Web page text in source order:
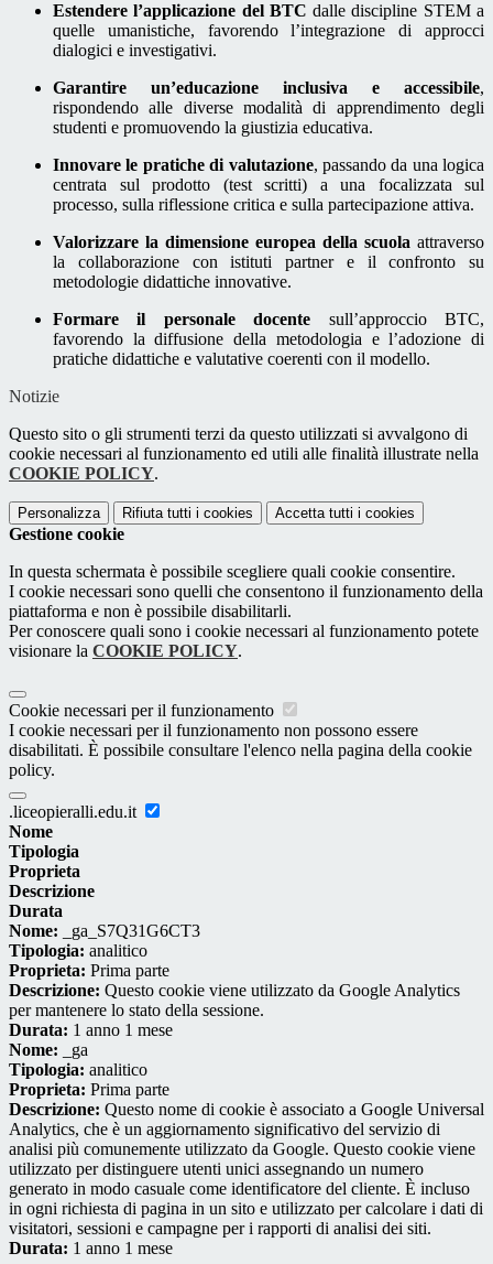
Estendere l’applicazione del BTC dalle discipline STEM a
quelle umanistiche, favorendo l’integrazione di approcci
dialogici e investigativi.
Garantire un’educazione inclusiva e accessibile,
rispondendo alle diverse modalità di apprendimento degli
studenti e promuovendo la giustizia educativa.
Innovare le pratiche di valutazione, passando da una logica
centrata sul prodotto (test scritti) a una focalizzata sul
processo, sulla riflessione critica e sulla partecipazione attiva.
Valorizzare la dimensione europea della scuola attraverso
la collaborazione con istituti partner e il confronto su
metodologie didattiche innovative.
Formare il personale docente sull’approccio BTC,
favorendo la diffusione della metodologia e l’adozione di
pratiche didattiche e valutative coerenti con il modello.
Notizie
Questo sito o gli strumenti terzi da questo utilizzati si avvalgono di
cookie necessari al funzionamento ed utili alle finalità illustrate nella
COOKIE POLICY.
Personalizza Rifiuta tutti i cookies Accetta tutti i cookies
Gestione cookie
In questa schermata è possibile scegliere quali cookie consentire.
I cookie necessari sono quelli che consentono il funzionamento della
piattaforma e non è possibile disabilitarli.
Per conoscere quali sono i cookie necessari al funzionamento potete
visionare la COOKIE POLICY.
Cookie necessari per il funzionamento
I cookie necessari per il funzionamento non possono essere
disabilitati. È possibile consultare l'elenco nella pagina della cookie
policy.
.liceopieralli.edu.it
Nome
Tipologia
Proprieta
Descrizione
Durata
Nome: _ga_S7Q31G6CT3
Tipologia: analitico
Proprieta: Prima parte
Descrizione: Questo cookie viene utilizzato da Google Analytics
per mantenere lo stato della sessione.
Durata: 1 anno 1 mese
Nome: _ga
Tipologia: analitico
Proprieta: Prima parte
Descrizione: Questo nome di cookie è associato a Google Universal
Analytics, che è un aggiornamento significativo del servizio di
analisi più comunemente utilizzato da Google. Questo cookie viene
utilizzato per distinguere utenti unici assegnando un numero
generato in modo casuale come identificatore del cliente. È incluso
in ogni richiesta di pagina in un sito e utilizzato per calcolare i dati di
visitatori, sessioni e campagne per i rapporti di analisi dei siti.
Durata: 1 anno 1 mese